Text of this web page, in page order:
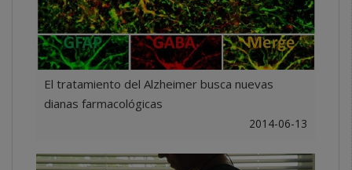
El tratamiento del Alzheimer busca nuevas
dianas farmacológicas
2014-06-13